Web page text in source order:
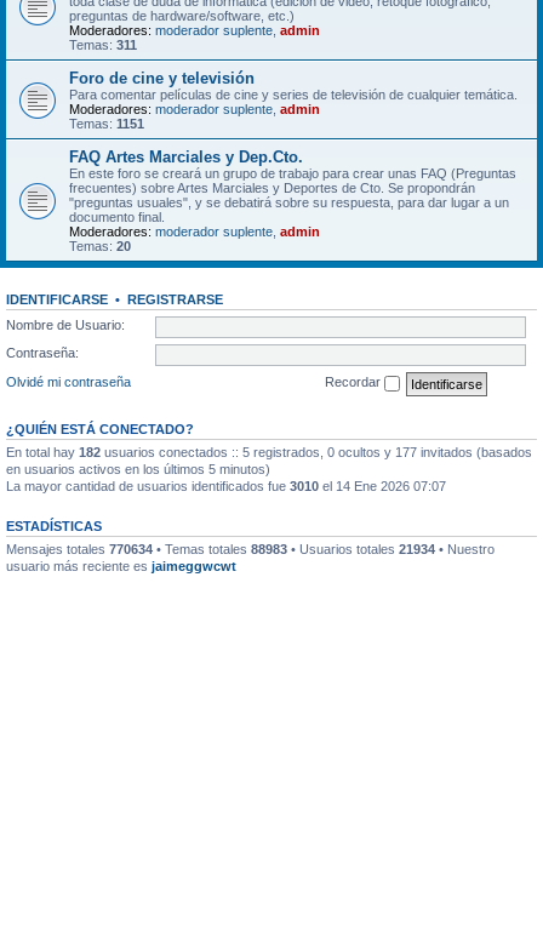
preguntas de hardware/software, etc.)
Moderadores: moderador suplente admin
Temas: 311
Foro de cine y televisión
Para comentar películas de cine y series de televisión de cualquier temática.
Moderadores: moderador suplente admin
Temas: 1151
FAQ Artes Marciales y Dep.Cto.
En este foro se creará un grupo de trabajo para crear unas FAQ (Preguntas
frecuentes) sobre Artes Marciales y Deportes de Cto. Se propondrán
"preguntas usuales", y se debatirá sobre su respuesta, para dar lugar a un
documento final.
Moderadores: moderador suplente admin
Temas: 20
IDENTIFICARSE • REGISTRARSE
Nombre de Usuario:
Contraseña:
Olvidé mi contraseña
Recordar
¿QUIÉN ESTÁ CONECTADO?
En total hay 182 usuarios conectados :: 5 registrados, 0 ocultos y 177 invitados (basados
en usuarios activos en los últimos 5 minutos)
La mayor cantidad de usuarios identificados fue 3010 el 14 Ene 2026 07:07
ESTADÍSTICAS
Mensajes totales 770634 • Temas totales 88983 • Usuarios totales 21934 • Nuestro
usuario más reciente es jaimeggwcwt